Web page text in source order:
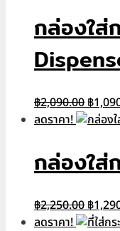
฿
กล่องใส่
฿2,090.00
price
฿
฿
ลดราคา!
กล่องใส่
฿2,250.00
price
฿
ลดราคา!